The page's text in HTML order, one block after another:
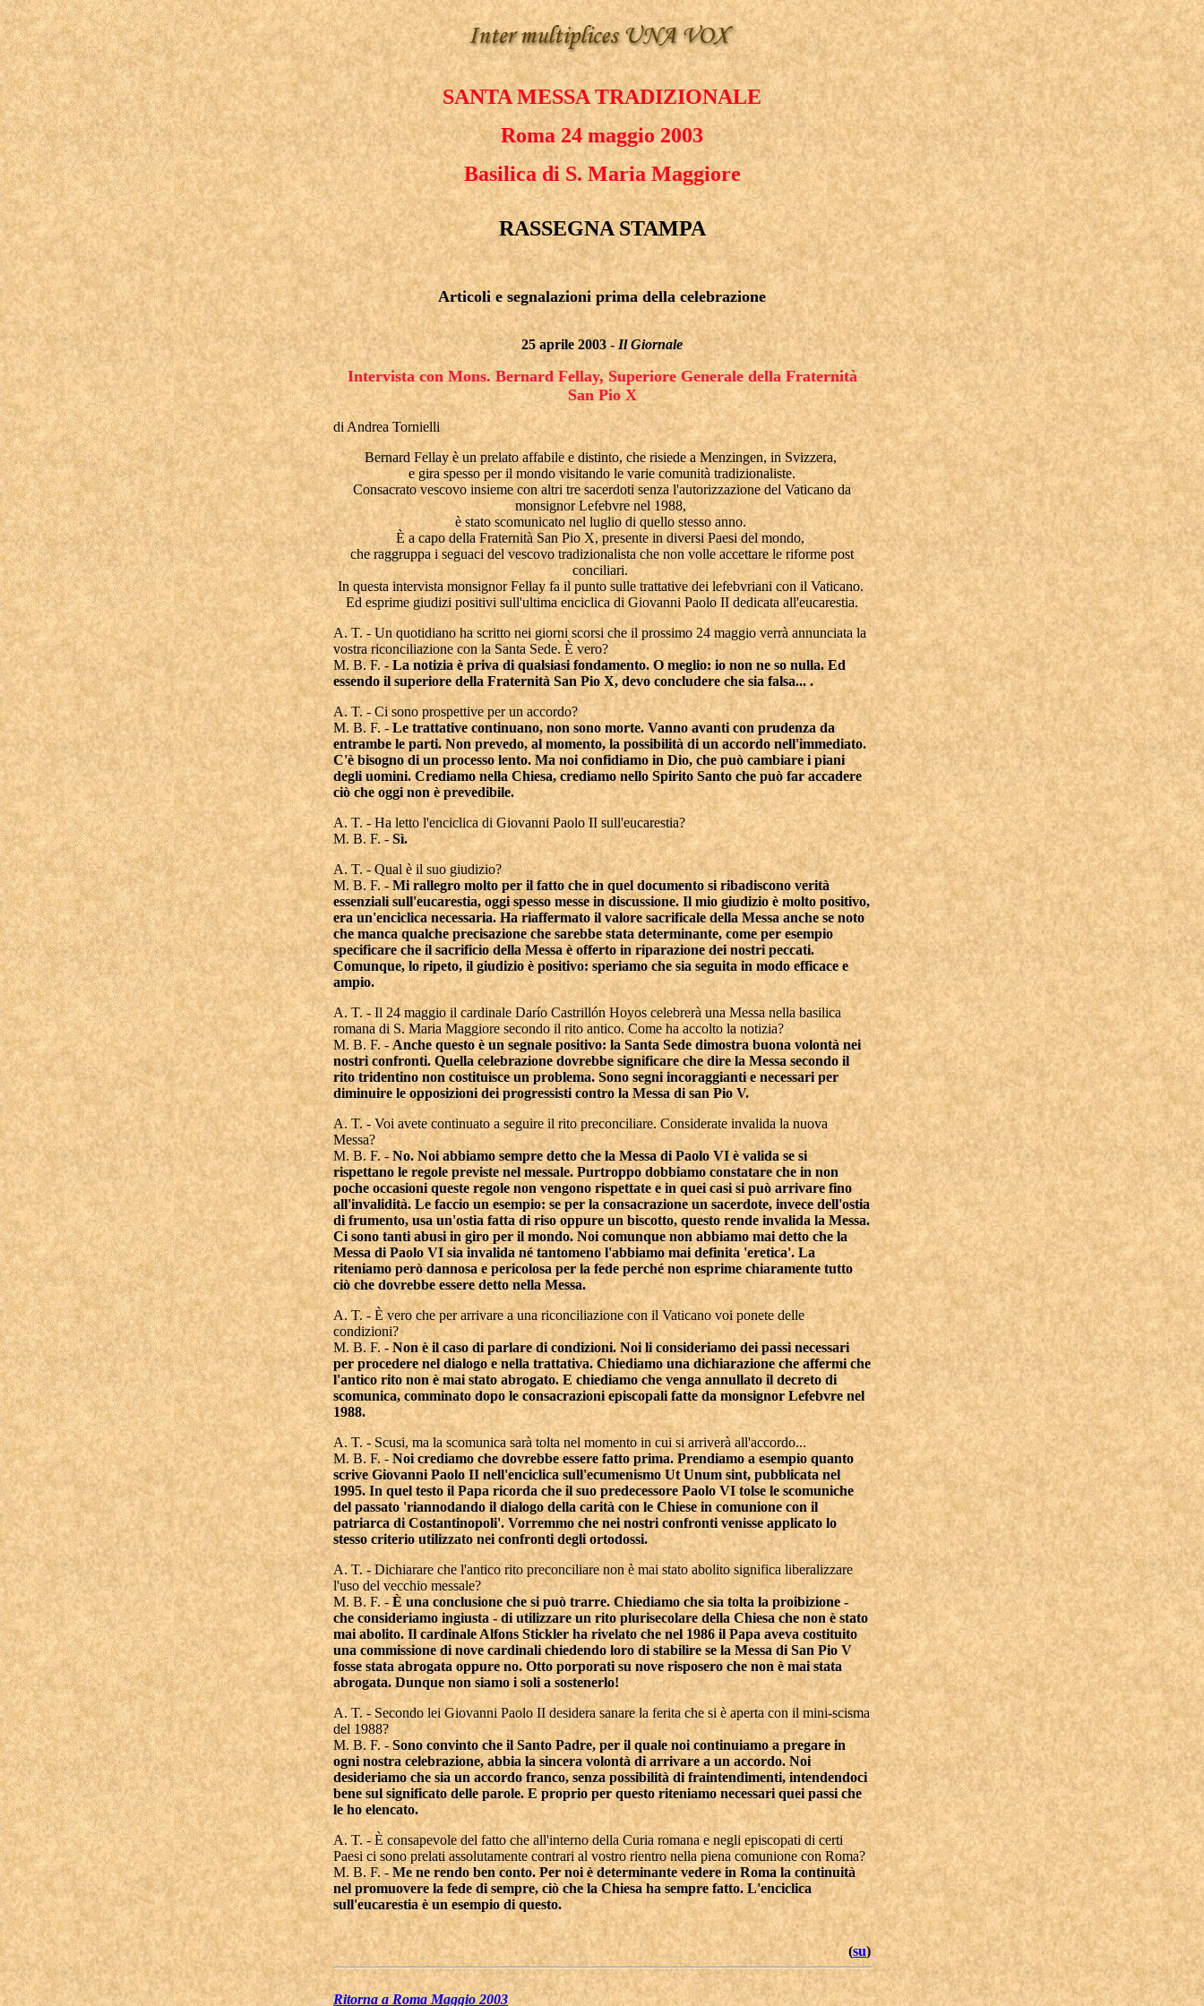
SANTA MESSA TRADIZIONALE
Roma 24 maggio 2003
Basilica di S. Maria Maggiore
RASSEGNA STAMPA
Articoli e segnalazioni prima della celebrazione
25 aprile 2003 -Il Giornale
Intervista con Mons. Bernard Fellay, Superiore Generale della Fraternità
San Pio X
di Andrea Tornielli
Bernard Fellay è un prelato affabile e distinto, che risiede a Menzingen, in Svizzera,
e gira spesso per il mondo visitando le varie comunità tradizionaliste.
Consacrato vescovo insieme con altri tre sacerdoti senza l'autorizzazione del Vaticano da
monsignor Lefebvre nel 1988,
è stato scomunicato nel luglio di quello stesso anno.
È a capo della Fraternità San Pio X, presente in diversi Paesi del mondo,
che raggruppa i seguaci del vescovo tradizionalista che non volle accettare le riforme post
conciliari.
In questa intervista monsignor Fellay fa il punto sulle trattative dei lefebvriani con il Vaticano.
Ed esprime giudizi positivi sull'ultima enciclica di Giovanni Paolo II dedicata all'eucarestia.
A. T. - Un quotidiano ha scritto nei giorni scorsi che il prossimo 24 maggio verrà annunciata la
vostra riconciliazione con la Santa Sede. È vero?
M. B. F. -La notizia è priva di qualsiasi fondamento. O meglio: io non ne so nulla. Ed
essendo il superiore della Fraternità San Pio X, devo concludere che sia falsa... .
A. T. - Ci sono prospettive per un accordo?
M. B. F. -Le trattative continuano, non sono morte. Vanno avanti con prudenza da
entrambe le parti. Non prevedo, al momento, la possibilità di un accordo nell'immediato.
C'è bisogno di un processo lento. Ma noi confidiamo in Dio, che può cambiare i piani
degli uomini. Crediamo nella Chiesa, crediamo nello Spirito Santo che può far accadere
ciò che oggi non è prevedibile.
A. T. - Ha letto l'enciclica di Giovanni Paolo II sull'eucarestia?
M. B. F. -Sì.
A. T. - Qual è il suo giudizio?
M. B. F. -Mi rallegro molto per il fatto che in quel documento si ribadiscono verità
essenziali sull'eucarestia, oggi spesso messe in discussione. Il mio giudizio è molto positivo,
era un'enciclica necessaria. Ha riaffermato il valore sacrificale della Messa anche se noto
che manca qualche precisazione che sarebbe stata determinante, come per esempio
specificare che il sacrificio della Messa è offerto in riparazione dei nostri peccati.
Comunque, lo ripeto, il giudizio è positivo: speriamo che sia seguita in modo efficace e
ampio.
A. T. - Il 24 maggio il cardinale Darío Castrillón Hoyos celebrerà una Messa nella basilica
romana di S. Maria Maggiore secondo il rito antico. Come ha accolto la notizia?
M. B. F. -Anche questo è un segnale positivo: la Santa Sede dimostra buona volontà nei
nostri confronti. Quella celebrazione dovrebbe significare che dire la Messa secondo il
rito tridentino non costituisce un problema. Sono segni incoraggianti e necessari per
diminuire le opposizioni dei progressisti contro la Messa di san Pio V.
A. T. - Voi avete continuato a seguire il rito preconciliare. Considerate invalida la nuova
Messa?
M. B. F. -No. Noi abbiamo sempre detto che la Messa di Paolo VI è valida se si
rispettano le regole previste nel messale. Purtroppo dobbiamo constatare che in non
poche occasioni queste regole non vengono rispettate e in quei casi si può arrivare fino
all'invalidità. Le faccio un esempio: se per la consacrazione un sacerdote, invece dell'ostia
di frumento, usa un'ostia fatta di riso oppure un biscotto, questo rende invalida la Messa.
Ci sono tanti abusi in giro per il mondo. Noi comunque non abbiamo mai detto che la
Messa di Paolo VI sia invalida né tantomeno l'abbiamo mai definita 'eretica'. La
riteniamo però dannosa e pericolosa per la fede perché non esprime chiaramente tutto
ciò che dovrebbe essere detto nella Messa.
A. T. - È vero che per arrivare a una riconciliazione con il Vaticano voi ponete delle
condizioni?
M. B. F. -Non è il caso di parlare di condizioni. Noi li consideriamo dei passi necessari
per procedere nel dialogo e nella trattativa. Chiediamo una dichiarazione che affermi che
l'antico rito non è mai stato abrogato. E chiediamo che venga annullato il decreto di
scomunica, comminato dopo le consacrazioni episcopali fatte da monsignor Lefebvre nel
1988.
A. T. - Scusi, ma la scomunica sarà tolta nel momento in cui si arriverà all'accordo...
M. B. F. -Noi crediamo che dovrebbe essere fatto prima. Prendiamo a esempio quanto
scrive Giovanni Paolo II nell'enciclica sull'ecumenismo Ut Unum sint, pubblicata nel
1995. In quel testo il Papa ricorda che il suo predecessore Paolo VI tolse le scomuniche
del passato 'riannodando il dialogo della carità con le Chiese in comunione con il
patriarca di Costantinopoli'. Vorremmo che nei nostri confronti venisse applicato lo
stesso criterio utilizzato nei confronti degli ortodossi.
A. T. - Dichiarare che l'antico rito preconciliare non è mai stato abolito significa liberalizzare
l'uso del vecchio messale?
M. B. F. -È una conclusione che si può trarre. Chiediamo che sia tolta la proibizione -
che consideriamo ingiusta - di utilizzare un rito plurisecolare della Chiesa che non è stato
mai abolito. Il cardinale Alfons Stickler ha rivelato che nel 1986 il Papa aveva costituito
una commissione di nove cardinali chiedendo loro di stabilire se la Messa di San Pio V
fosse stata abrogata oppure no. Otto porporati su nove risposero che non è mai stata
abrogata. Dunque non siamo i soli a sostenerlo!
A. T. - Secondo lei Giovanni Paolo II desidera sanare la ferita che si è aperta con il mini-scisma
del 1988?
M. B. F. -Sono convinto che il Santo Padre, per il quale noi continuiamo a pregare in
ogni nostra celebrazione, abbia la sincera volontà di arrivare a un accordo. Noi
desideriamo che sia un accordo franco, senza possibilità di fraintendimenti, intendendoci
bene sul significato delle parole. E proprio per questo riteniamo necessari quei passi che
le ho elencato.
A. T. - È consapevole del fatto che all'interno della Curia romana e negli episcopati di certi
Paesi ci sono prelati assolutamente contrari al vostro rientro nella piena comunione con Roma?
M. B. F. -Me ne rendo ben conto. Per noi è determinante vedere in Roma la continuità
nel promuovere la fede di sempre, ciò che la Chiesa ha sempre fatto. L'enciclica
sull'eucarestia è un esempio di questo.
(su)
Ritorna a Roma Maggio 2003